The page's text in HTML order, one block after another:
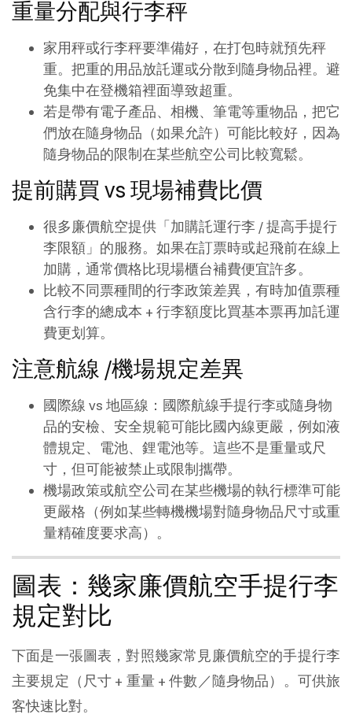
重量分配與行李秤
家用秤或行李秤要準備好，在打包時就預先秤
重。把重的用品放託運或分散到隨身物品裡。避
免集中在登機箱裡面導致超重。
若是帶有電子產品、相機、筆電等重物品，把它
們放在隨身物品（如果允許）可能比較好，因為
隨身物品的限制在某些航空公司比較寬鬆。
提前購買 vs 現場補費比價
很多廉價航空提供「加購託運行李 / 提高手提行
李限額」的服務。如果在訂票時或起飛前在線上
加購，通常價格比現場櫃台補費便宜許多。
比較不同票種間的行李政策差異，有時加值票種
含行李的總成本 + 行李額度比買基本票再加託運
費更划算。
注意航線 /機場規定差異
國際線 vs 地區線：國際航線手提行李或隨身物
品的安檢、安全規範可能比國內線更嚴，例如液
體規定、電池、鋰電池等。這些不是重量或尺
寸，但可能被禁止或限制攜帶。
機場政策或航空公司在某些機場的執行標準可能
更嚴格（例如某些轉機機場對隨身物品尺寸或重
量精確度要求高）。
圖表：幾家廉價航空手提行李
規定對比
下面是一張圖表，對照幾家常見廉價航空的手提行李
主要規定（尺寸 + 重量 + 件數／隨身物品）。可供旅
客快速比對。